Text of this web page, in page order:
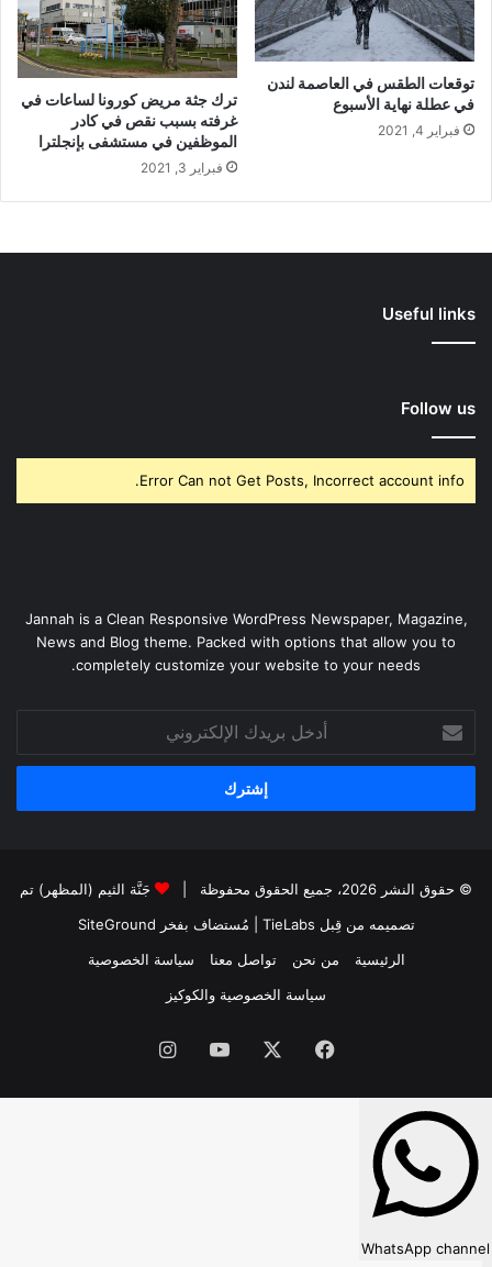
توقعات الطقس في العاصمة لندن
في عطلة نهاية الأسبوع
فبراير 4, 2021
ترك جثة مريض كورونا لساعات في
غرفته بسبب نقص في كادر
الموظفين في مستشفى بإنجلترا
فبراير 3, 2021
Useful links
Follow us
Error Can not Get Posts, Incorrect account info.
Jannah is a Clean Responsive WordPress Newspaper, Magazine,
News and Blog theme. Packed with options that allow you to
completely customize your website to your needs.
بريدك
الإلكتروني
© حقوق النشر 2026، جميع الحقوق محفوظة |
جَنَّة الثيم (المظهر) تم
تصميمه من قِبل TieLabs
| مُستضاف بفخر SiteGround
الرئيسية
من نحن تواصل معنا
سياسة الخصوصية
سياسة الخصوصية والكوكيز
فيسبوك ‫YouTubeانستقرام
WhatsApp channel